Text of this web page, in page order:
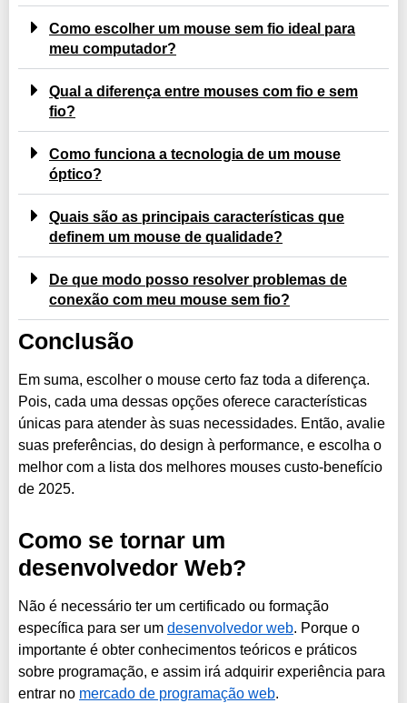
Como escolher um mouse sem fio ideal para
meu computador?
Qual a diferença entre mouses com fio e sem
fio?
Como funciona a tecnologia de um mouse
óptico?
Quais são as principais características que
definem um mouse de qualidade?
De que modo posso resolver problemas de
conexão com meu mouse sem fio?
Conclusão
Em suma, escolher o mouse certo faz toda a diferença.
Pois, cada uma dessas opções oferece características
únicas para atender às suas necessidades. Então, avalie
suas preferências, do design à performance, e escolha o
melhor com a lista dos melhores mouses custo-benefício
de 2025.
Como se tornar um
desenvolvedor Web?
Não é necessário ter um certificado ou formação
específica para ser um desenvolvedor web. Porque o
importante é obter conhecimentos teóricos e práticos
sobre programação, e assim irá adquirir experiência para
entrar no mercado de programação web.